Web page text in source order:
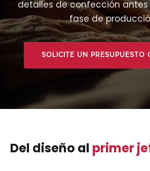
detalles de confección
fase de
SOLICITE UN PRESUPUESTO
Del diseño al primer